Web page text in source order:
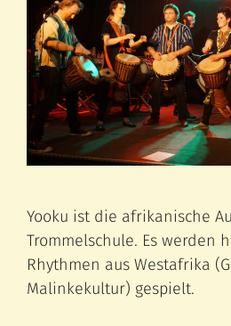
Yooku ist die afrikanische
Trommelschule. Es werden
Rhythmen aus Westafrika
Malinkekultur) gespielt.